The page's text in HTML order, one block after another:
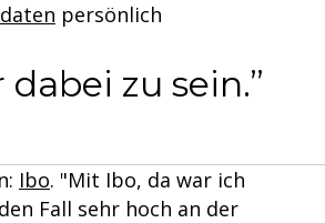
persönlich
zu sein.
Ibo. "Mit Ibo, da war ich
Fall sehr hoch an der